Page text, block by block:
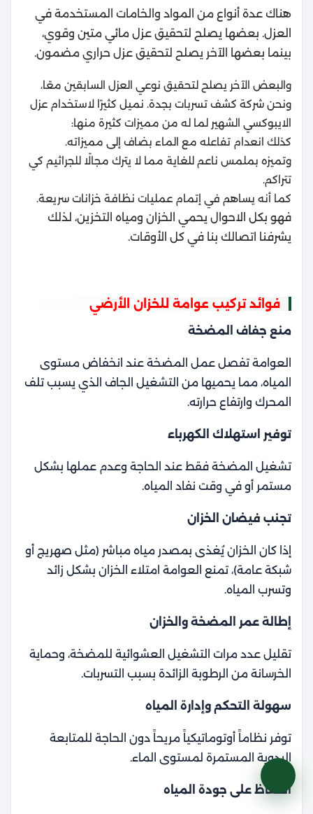
هناك عدة أنواع من المواد والخامات المستخدمة في
العزل. بعضها يصلح لتحقيق عزل مائي متين وقوي،
بينما بعضها الآخر يصلح لتحقيق عزل حراري مضمون.
والبعض الآخر يصلح لتحقيق نوعي العزل السابقين معًا،
ونحن شركة كشف تسربات بجدة. نميل كثيرًا لاستخدام عزل
الايبوكسي الشهير لما له من مميزات كثيرة منها:
كذلك انعدام تفاعله مع الماء بضاف إلى مميزاته.
وتميزه بملمس ناعم للغاية مما لا يترك مجالًا للجراثيم كي
تتراكم.
كما أنه يساهم في إتمام عمليات نظافة خزانات سريعة.
فهو بكل الاحوال يحمي الخزان ومياه التخزين، لذلك
يشرفنا اتصالك بنا في كل الأوقات.
فوائد تركيب عوامة للخزان الأرضي
منع جفاف المضخة
العوامة تفصل عمل المضخة عند انخفاض مستوى
المياه، مما يحميها من التشغيل الجاف الذي يسبب تلف
المحرك وارتفاع حرارته.
توفير استهلاك الكهرباء
تشغيل المضخة فقط عند الحاجة وعدم عملها بشكل
مستمر أو في وقت نفاد المياه.
تجنب فيضان الخزان
إذا كان الخزان يُغذى بمصدر مياه مباشر (مثل صهريج أو
شبكة عامة)، تمنع العوامة امتلاء الخزان بشكل زائد
وتسرب المياه.
إطالة عمر المضخة والخزان
تقليل عدد مرات التشغيل العشوائية للمضخة، وحماية
الخرسانة من الرطوبة الزائدة بسبب التسربات.
سهولة التحكم وإدارة المياه
توفر نظاماً أوتوماتيكياً مريحاً دون الحاجة للمتابعة
اليدوية المستمرة لمستوى الماء.
الحفاظ على جودة المياه